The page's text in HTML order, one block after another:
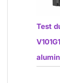
Test